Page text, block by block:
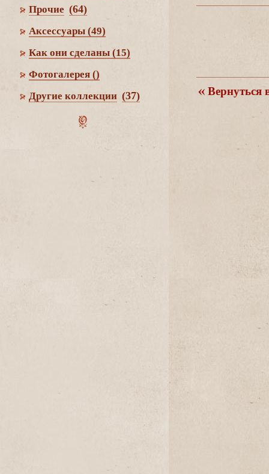
Прочие (64)
Аксессуары (49)
Как они сделаны (15)
Фотогалерея ()
Другие коллекции (37) ернуться